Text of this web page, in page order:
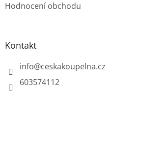
Hodnocení obchodu
Kontakt
info@ceskakoupelna.cz
603574112